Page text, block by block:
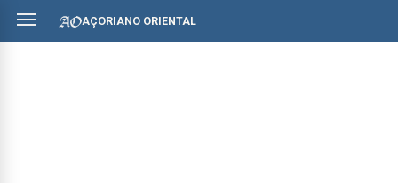
AÇORIANO ORIENTAL